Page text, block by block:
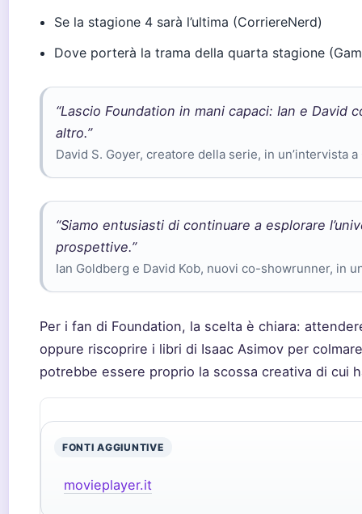
Se la stagione 4 sarà l’ultima (CorriereNerd)
Dove porterà la trama della quarta stagione
“Lascio Foundation in mani capaci: Ian e David
altro.”
David S. Goyer, creatore della serie, in un’intervista
“Siamo entusiasti di continuare a esplorare
prospettive.”
Ian Goldberg e David Kob, nuovi co-showrunner, in
Per i fan di Foundation, la scelta è chiara:
oppure riscoprire i libri di Isaac Asimov per
potrebbe essere proprio la scossa creativa di cui
FONTI AGGIUNTIVE
movieplayer.it